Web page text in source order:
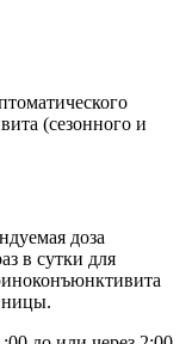
(сезонного и
доза
в сутки для